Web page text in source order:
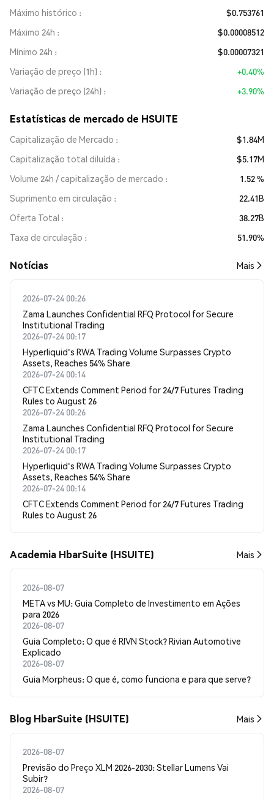
Máximo histórico
$0.753761
Máximo 24h
$0.00008512
Mínimo 24h
$0.00007321
Variação de preço (1h)
+0.40%
Variação de preço (24h)
+3.90%
Estatísticas de mercado de HSUITE
Capitalização de Mercado
$1.84M
Capitalização total diluída
$5.17M
Volume 24h / capitalização de mercado
1.52 %
Suprimento em circulação
22.41B
Oferta Total
38.27B
Taxa de circulação
51.90%
​​Notícias​​ Mais
2026-07-24 00:26
Zama Launches Confidential RFQ Protocol for Secure
Institutional Trading
2026-07-24 00:17
Hyperliquid's RWA Trading Volume Surpasses Crypto
Assets, Reaches 54% Share
2026-07-24 00:14
CFTC Extends Comment Period for 24/7 Futures Trading
Rules to August 26
2026-07-24 00:26
Zama Launches Confidential RFQ Protocol for Secure
Institutional Trading
2026-07-24 00:17
Hyperliquid's RWA Trading Volume Surpasses Crypto
Assets, Reaches 54% Share
2026-07-24 00:14
CFTC Extends Comment Period for 24/7 Futures Trading
Rules to August 26
Academia HbarSuite (HSUITE) Mais
2026-08-07
META vs MU: Guia Completo de Investimento em Ações
para 2026
2026-08-07
Guia Completo: O que é RIVN Stock? Rivian Automotive
Explicado
2026-08-07
Guia Morpheus: O que é, como funciona e para que serve?
Blog HbarSuite (HSUITE) Mais
2026-08-07
Previsão do Preço XLM 2026-2030: Stellar Lumens Vai
Subir?
2026-08-07